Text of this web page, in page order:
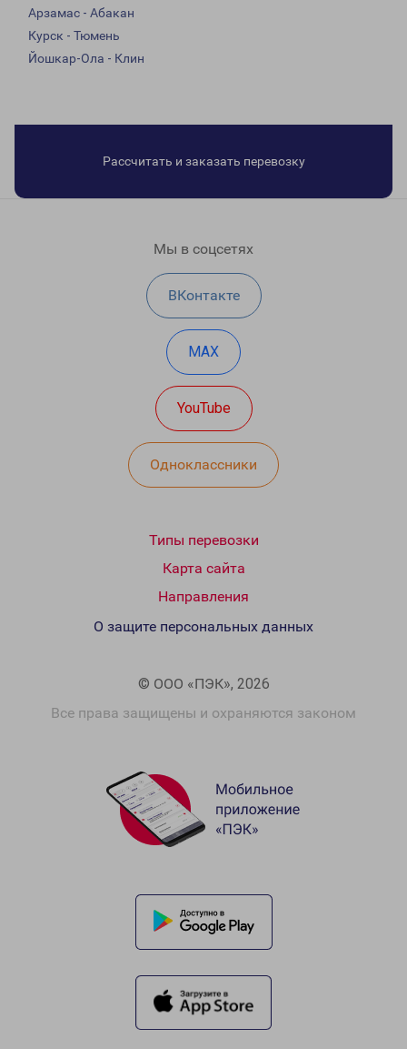
Арзамас - Абакан
Курск - Тюмень
Йошкар-Ола - Клин
Рассчитать и заказать перевозку
Мы в соцсетях
ВКонтакте
MAX
YouTube
Одноклассники
Типы перевозки
Карта сайта
Направления
© ООО «ПЭК», 2026
Все права защищены и охраняются законом
О защите персональных данных